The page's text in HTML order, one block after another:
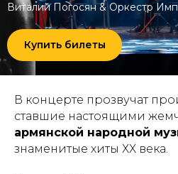
Купить билеты
Виталий Погосян & Оркестр
В концерте прозвучат
ставшие настоящими
армянской народной
знаменитые хиты ХХ века.